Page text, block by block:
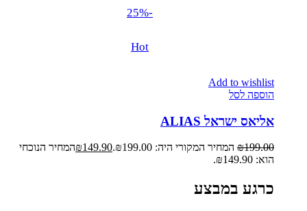
-25%
Hot
Add to wishlist
הוספה לסל
אליאס ישראל ALIAS
₪199.00 המחיר המקורי היה: ₪199.00. ₪149.90
המחיר הנוכחי
הוא: ₪149.90.
כרגע במבצע